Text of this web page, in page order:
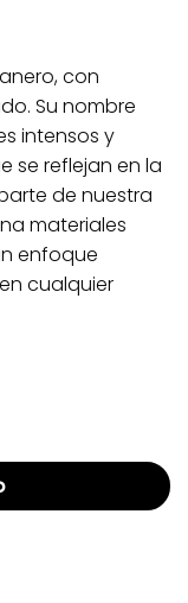
con
Su nombre
intensos y
se reflejan en la
de nuestra
materiales
enfoque
cualquier